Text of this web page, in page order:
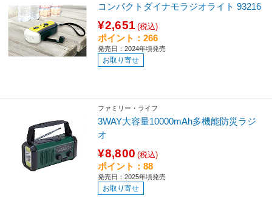
コンパクトダイナモラジオライト 93216
¥2,651 (税込)
ポイント：266
発売日：2024年頃発売
お取り寄せ
ファミリー・ライフ
3WAY大容量10000mAh多機能防災ラジ
オ
¥8,800 (税込)
ポイント：88
発売日：2025年頃発売
お取り寄せ